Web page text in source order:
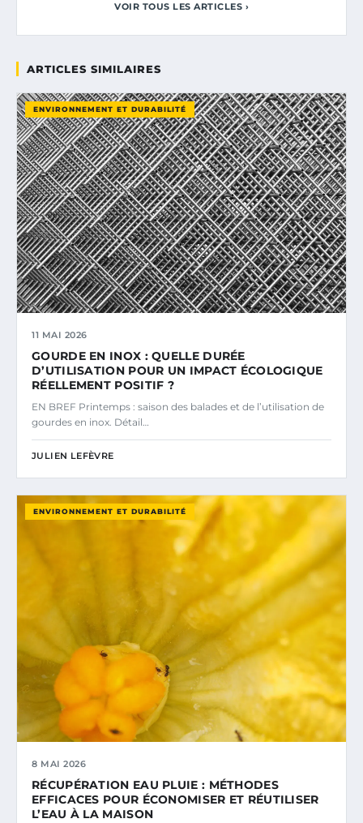
VOIR TOUS LES ARTICLES ›
ARTICLES SIMILAIRES
ENVIRONNEMENT ET DURABILITÉ
11 MAI 2026
GOURDE EN INOX : QUELLE DURÉE
D’UTILISATION POUR UN IMPACT ÉCOLOGIQUE
RÉELLEMENT POSITIF ?
EN BREF Printemps : saison des balades et de l’utilisation de
gourdes en inox. Détail…
JULIEN LEFÈVRE
ENVIRONNEMENT ET DURABILITÉ
8 MAI 2026
RÉCUPÉRATION EAU PLUIE : MÉTHODES
EFFICACES POUR ÉCONOMISER ET RÉUTILISER
L’EAU À LA MAISON